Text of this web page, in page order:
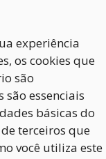
experiência
os cookies que
são
são essenciais
básicas do
terceiros que
você utiliza este